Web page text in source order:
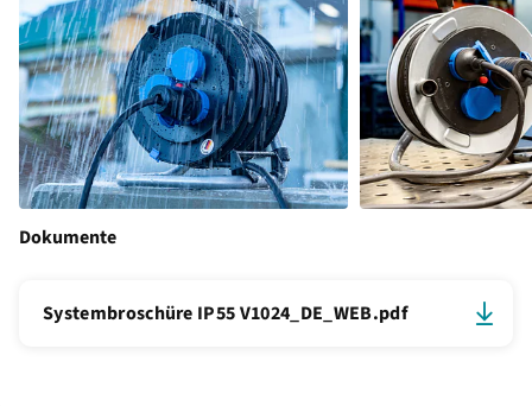
Dokumente
Systembroschüre IP55 V1024_DE_WEB.pdf